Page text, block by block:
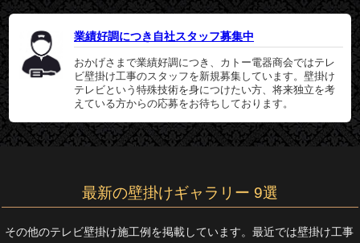
業績好調につき自社スタッフ募集中
おかげさまで業績好調につき、カトー電器商会ではテレ
ビ壁掛け工事のスタッフを新規募集しています。壁掛け
テレビという特殊技術を身につけたい方、将来独立を考
えている方からの応募をお待ちしております。
最新の壁掛けギャラリー 9選
その他のテレビ壁掛け施工例を掲載しています。最近では壁掛け工事